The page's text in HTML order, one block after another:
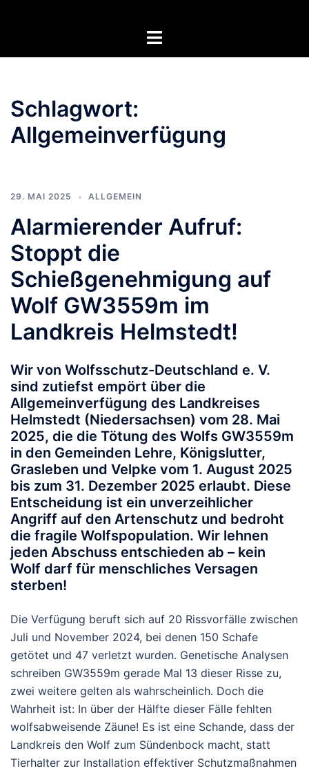
Menü
Schlagwort:
Allgemeinverfügung
29. MAI 2025 ALLGEMEIN
Alarmierender Aufruf:
Stoppt die
Schießgenehmigung auf
Wolf GW3559m im
Landkreis Helmstedt!
Wir von Wolfsschutz-Deutschland e. V.
sind zutiefst empört über die
Allgemeinverfügung des Landkreises
Helmstedt (Niedersachsen) vom 28. Mai
2025, die die Tötung des Wolfs GW3559m
in den Gemeinden Lehre, Königslutter,
Grasleben und Velpke vom 1. August 2025
bis zum 31. Dezember 2025 erlaubt. Diese
Entscheidung ist ein unverzeihlicher
Angriff auf den Artenschutz und bedroht
die fragile Wolfspopulation. Wir lehnen
jeden Abschuss entschieden ab – kein
Wolf darf für menschliches Versagen
sterben!
Die Verfügung beruft sich auf 20 Rissvorfälle zwischen
Juli und November 2024, bei denen 150 Schafe
getötet und 47 verletzt wurden. Genetische Analysen
schreiben GW3559m gerade Mal 13 dieser Risse zu,
zwei weitere gelten als wahrscheinlich. Doch die
Wahrheit ist: In über der Hälfte dieser Fälle fehlten
wolfsabweisende Zäune! Es ist eine Schande, dass der
Landkreis den Wolf zum Sündenbock macht, statt
Tierhalter zur Installation effektiver Schutzmaßnahmen